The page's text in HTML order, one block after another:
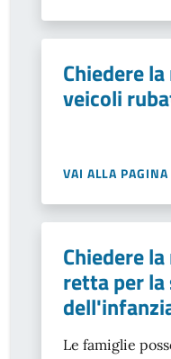
Chiedere
veicoli
VAI ALLA PAGINA
Chiedere
retta per la
Le famiglie